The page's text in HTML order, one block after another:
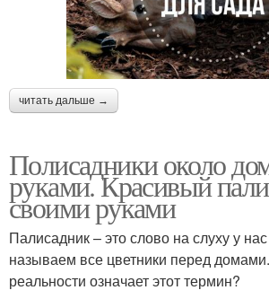
читать дальше →
Полисадники около
руками. Красивый
своими руками
Палисадник – это слово на слуху у
называем все цветники перед
реальности означает этот термин?